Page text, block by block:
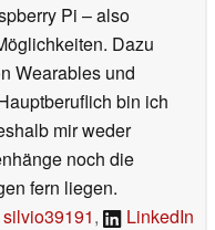
Pi – also
Dazu
Wearables und
bin ich
mir weder
noch die
fern liegen.
silvio39191, LinkedIn